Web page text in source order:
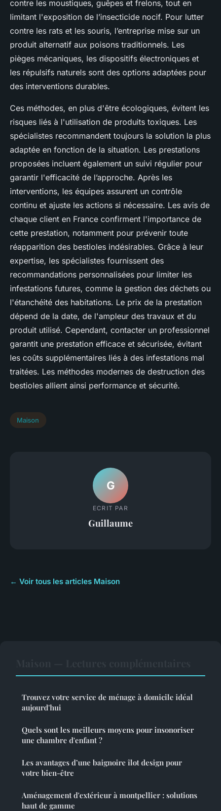
contre les moustiques, guêpes et frelons, tout en
limitant l'exposition de l’insecticide nocif. Pour lutter
contre les rats et les souris, l’entreprise mise sur un
produit alternatif aux poisons traditionnels. Les
pièges mécaniques, les dispositifs électroniques et
les répulsifs naturels sont des options adaptées pour
des interventions durables.
Ces méthodes, en plus d'être écologiques, évitent les
risques liés à l'utilisation de produits toxiques. Les
spécialistes recommandent toujours la solution la plus
adaptée en fonction de la situation. Les prestations
proposées incluent également un suivi régulier pour
garantir l'efficacité de l’approche. Après les
interventions, les équipes assurent un contrôle
continu et ajuste les actions si nécessaire. Les avis de
chaque client en France confirment l'importance de
cette prestation, notamment pour prévenir toute
réapparition des bestioles indésirables. Grâce à leur
expertise, les spécialistes fournissent des
recommandations personnalisées pour limiter les
infestations futures, comme la gestion des déchets ou
l'étanchéité des habitations. Le prix de la prestation
dépend de la date, de l'ampleur des travaux et du
produit utilisé. Cependant, contacter un professionnel
garantit une prestation efficace et sécurisée, évitant
les coûts supplémentaires liés à des infestations mal
traitées. Les méthodes modernes de destruction des
bestioles allient ainsi performance et sécurité.
Maison
G
ECRIT PAR
Guillaume
← Voir tous les articles Maison
Trouvez votre service de ménage à domicile idéal
aujourd'hui
Quels sont les meilleurs moyens pour insonoriser
une chambre d'enfant ?
Les avantages d’une baignoire îlot design pour
votre bien-être
Aménagement d'extérieur à montpellier : solutions
haut de gamme